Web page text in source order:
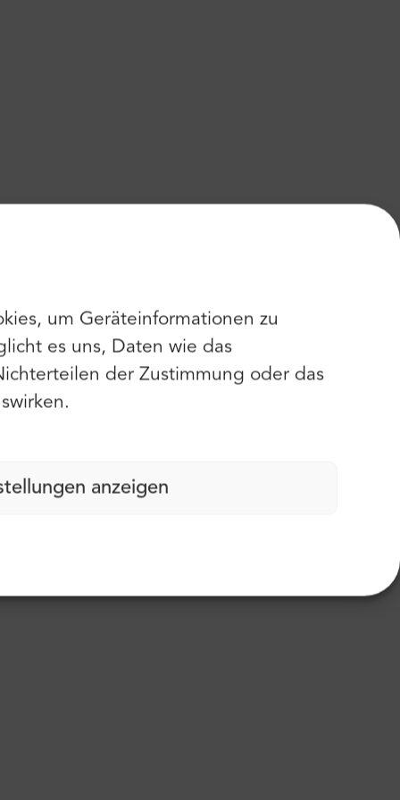
um Geräteinformationen zu
es uns, Daten wie das
der Zustimmung oder das
anzeigen